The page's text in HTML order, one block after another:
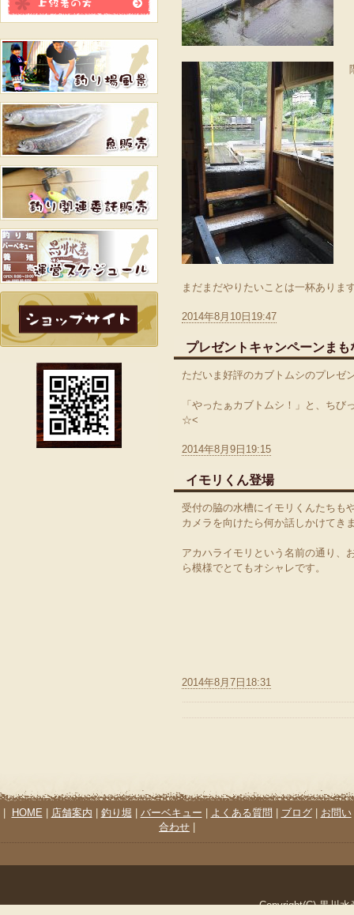
まだまだやりたいことは一杯ありま
2014年8月10日19:47
プレゼントキャンペーンまも
ただいま好評のカブトムシのプレゼ
「やったぁカブトムシ！」と、ち
☆<
2014年8月9日19:15
イモリくん登場
受付の脇の水槽にイモリくんたちも
カメラを向けたら何か話しかけてき
アカハライモリという名前の通り、
ら模様でとてもオシャレです。
2014年8月7日18:31
HOME 店舗案内 釣り堀 バーベキュー よくある質問 ブログ| お問い
合わせ
Copyright(C) 黒川